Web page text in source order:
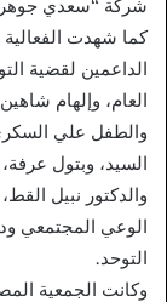
شركة “سعدي
كما شهدت الفعالية
الداعمين لقضية
العام، وإلهام
والطفل علي
السيد، وبتول
والدكتور نبيل
الوعي المجتمعي
التوحد.